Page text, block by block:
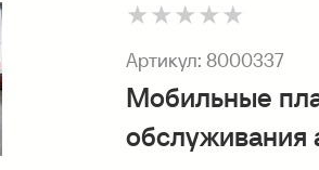
★★★★★
Артикул: 8000337
Мобильные
обслуживания